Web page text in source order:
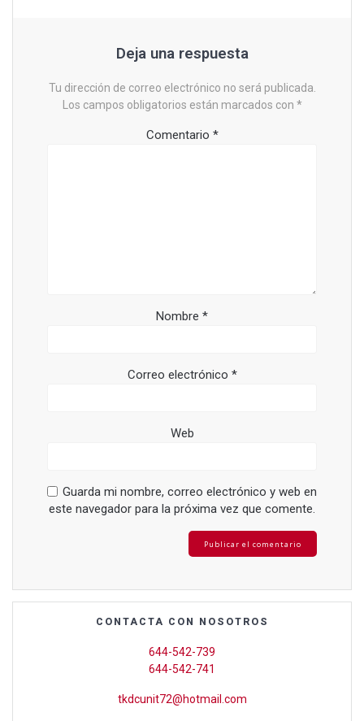
Deja una respuesta
Tu dirección de correo electrónico no será publicada.
Los campos obligatorios están marcados con *
Comentario *
Nombre *
Correo electrónico *
Web
Guarda mi nombre, correo electrónico y web en
este navegador para la próxima vez que comente.
CONTACTA CON NOSOTROS
644-542-739
644-542-741
tkdcunit72@hotmail.com